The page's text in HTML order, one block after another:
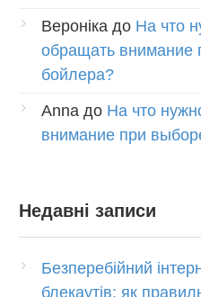
Вероніка до На что
обращать внимание
бойлера?
Anna до На что
внимание при
Недавні записи
Безперебійний
блекаутів: як